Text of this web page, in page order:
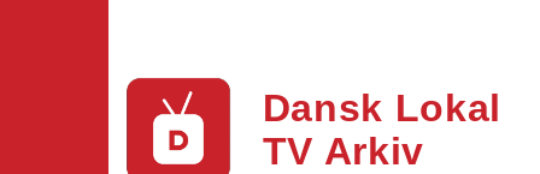
Dansk Lokal
TV Arkiv